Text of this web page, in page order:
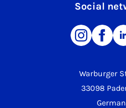
Warburger
33098
Social